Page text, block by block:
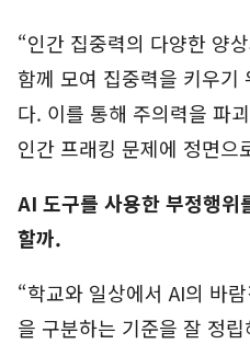
“인간 집중력의 다양한 양
함께 모여 집중력을 키우기
다. 이를 통해 주의력을 파
인간 프래킹 문제에 정면으
AI 도구를 사용한 부정행위
할까.
“학교와 일상에서 AI의 바
을 구분하는 기준을 잘 정립